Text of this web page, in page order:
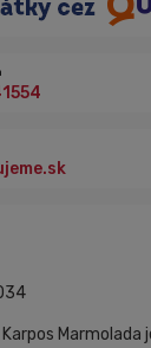
Karpos Marmolada